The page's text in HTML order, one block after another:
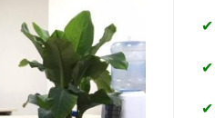
✔
✔
✔